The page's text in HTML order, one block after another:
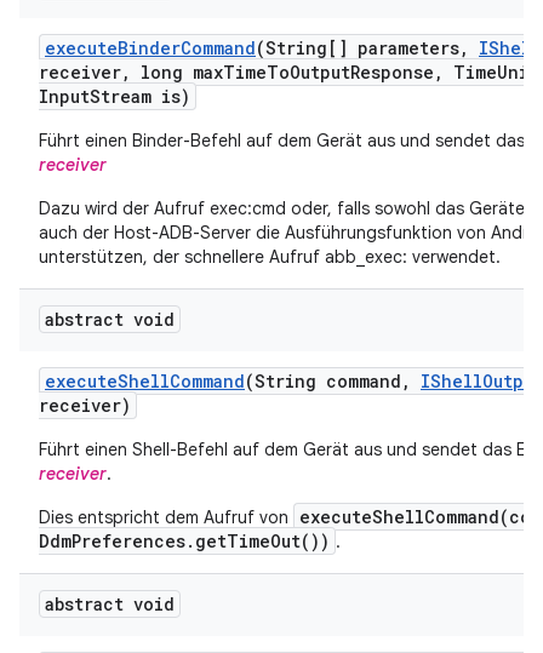
executeBinderCommand(String[] parameters, IShell
receiver, long maxTimeToOutputResponse , TimeUnit
InputStream is)
Führt einen Binder-Befehl auf dem Gerät aus und sendet das
receiver
Dazu wird der Aufruf exec:cmd oder, falls sowohl das
auch der Host-ADB-Server die Ausführungsfunktion von
unterstützen, der schnellere Aufruf abb_exec: verwendet.
abstract void
executeShellCommand(String command , IShellOutput
receiver)
Führt einen Shell-Befehl auf dem Gerät aus und sendet das
receiver.
Dies entspricht dem Aufruf von
DdmPreferences.getTimeOut()) .
abstract void